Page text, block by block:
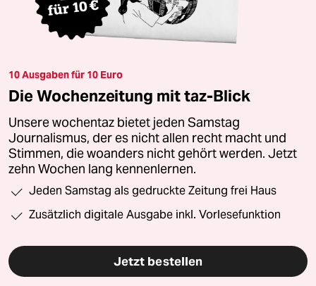
10 Ausgaben für 10 Euro
Die Wochenzeitung mit taz-Blick
Unsere wochentaz bietet jeden Samstag
Journalismus, der es nicht allen recht macht und
Stimmen, die woanders nicht gehört werden. Jetzt
zehn Wochen lang kennenlernen.
Jeden Samstag als gedruckte Zeitung frei Haus
Zusätzlich digitale Ausgabe inkl. Vorlesefunktion
Jetzt bestellen